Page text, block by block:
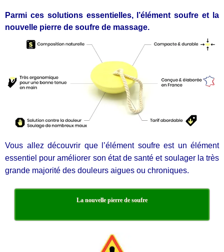
Parmi ces solutions essentielles, l’élément soufre et la
nouvelle pierre de soufre de massage.
Vous allez découvrir que l’élément soufre est un élément
essentiel pour améliorer son état de santé et soulager la très
grande majorité des douleurs aigues ou chroniques.
La nouvelle pierre de soufre